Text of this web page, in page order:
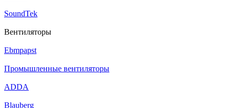
SoundTek
Вентиляторы
Ebmpapst
Промышленные вентиляторы
ADDA
Blauberg